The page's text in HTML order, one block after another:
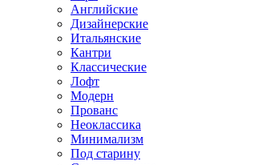
Английские
Дизайнерские
Итальянские
Кантри
Классические
Лофт
Модерн
Прованс
Неоклассика
Минимализм
Под старину